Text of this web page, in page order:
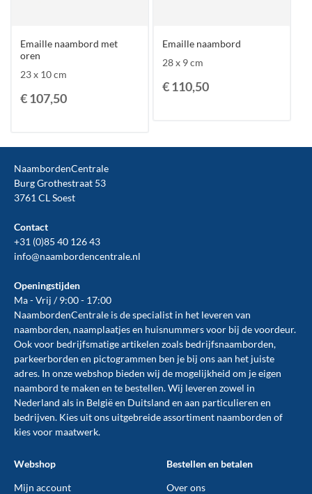
Emaille naambord met
oren
23 x 10 cm
€ 107,50
Emaille naambord
28 x 9 cm
€ 110,50
NaambordenCentrale
Burg Grothestraat 53
3761 CL Soest
Contact
+31 (0)85 40 126 43
info@naambordencentrale.nl
Openingstijden
Ma - Vrij / 9:00 - 17:00
NaambordenCentrale is de specialist in het leveren van
naamborden, naamplaatjes en huisnummers voor bij devoordeur.
Ook voor bedrijfsmatige artikelen zoals bedrijfsnaamborden,
parkeerborden en pictogrammen ben je bij ons aan het juiste
adres. In onze webshop bieden wij de mogelijkheid om je eigen
naambord te maken en te bestellen. Wij leveren zowel in
Nederland als in België en Duitsland en aan particulieren en
bedrijven. Kies uit ons uitgebreide assortiment naamborden of
kies voor maatwerk.
Webshop
Mijn account
Bestellen en betalen
Over ons